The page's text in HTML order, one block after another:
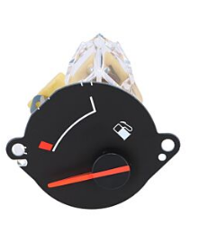
LIST
COMPARE